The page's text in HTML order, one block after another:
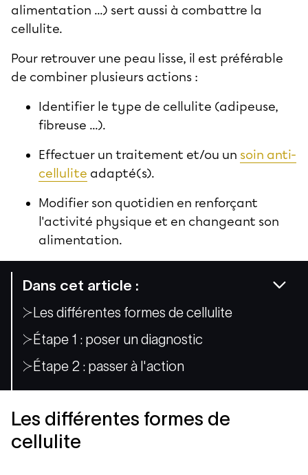
Dans cet article :
Les différentes formes de cellulite
Étape 1 : poser un diagnostic
Étape 2 : passer à l'action
alimentation ...) sert aussi à combattre la
cellulite.
Pour retrouver une peau lisse, il est préférable
de combiner plusieurs actions :
Identifier le type de cellulite (adipeuse,
fibreuse ...).
Effectuer un traitement et/ou un soin anti-
cellulite adapté(s).
Modifier son quotidien en renforçant
l'activité physique et en changeant son
alimentation.
Les différentes formes de
cellulite